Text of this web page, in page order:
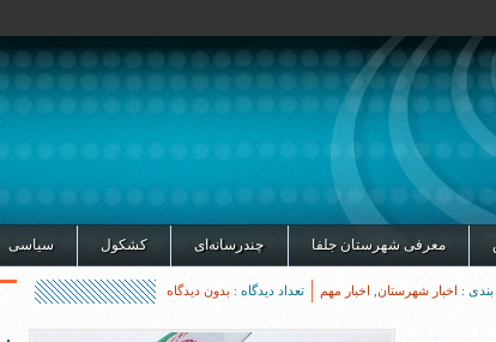
معرفی شهرستان جلفا چندرسانه‌ای کشکول سیاسی
: اخبار شهرستان اخبار مهم تعداد دیدگاه : بدون دیدگاه